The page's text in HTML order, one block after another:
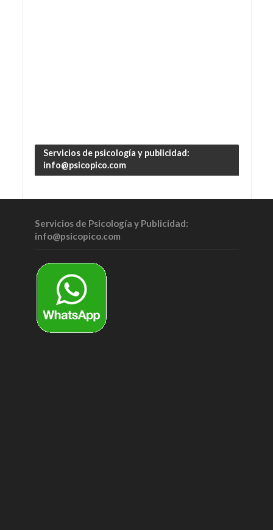
Servicios de psicología y publicidad:
info@psicopico.com
Servicios de Psicología y Publicidad:
info@psicopico.com